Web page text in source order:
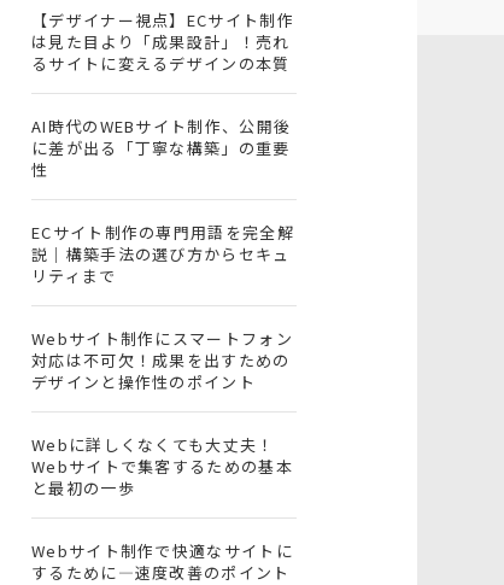
【デザイナー視点】ECサイト制作
は見た目より「成果設計」！売れ
るサイトに変えるデザインの本質
AI時代のWEBサイト制作、公開後
に差が出る「丁寧な構築」の重要
性
ECサイト制作の専門用語を完全解
説｜構築手法の選び方からセキュ
リティまで
Webサイト制作にスマートフォン
対応は不可欠！成果を出すための
デザインと操作性のポイント
Webに詳しくなくても大丈夫！
Webサイトで集客するための基本
と最初の一歩
Webサイト制作で快適なサイトに
するために―速度改善のポイント